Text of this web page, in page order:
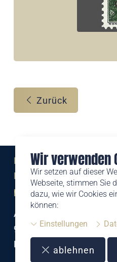
Wir verwenden
Wir setzen auf dieser
Webseite, stimmen Sie
dazu, wie wir Cookies
können:
Einstellungen
ablehnen
Zurück
Eine Marke der
Liechtensteinischen Post
post.li
Alte Zollstrasse 11
9494 Schaan
Liechtenstein
T +423 399 44 66